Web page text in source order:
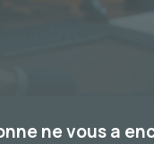
ne vous a